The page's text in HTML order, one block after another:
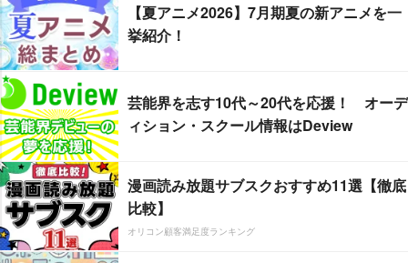
【夏アニメ2026】7月期夏の新アニメを一
挙紹介！
芸能界を志す10代～20代を応援！ オーデ
ィション・スクール情報はDeview
漫画読み放題サブスクおすすめ11選【徹底
比較】
オリコン顧客満足度ランキング